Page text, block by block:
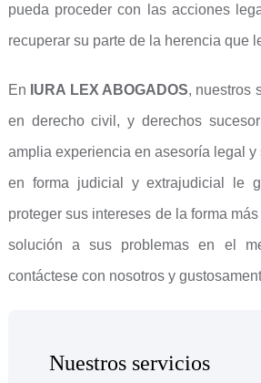
pueda proceder con las acciones
recuperar su parte de la herencia que
En IURA LEX ABOGADOS, nuestros
en derecho civil, y derechos
amplia experiencia en asesoría legal
en forma judicial y extrajudicial le
proteger sus intereses de la forma
solución a sus problemas en el
contáctese con nosotros y
Nuestros servicios